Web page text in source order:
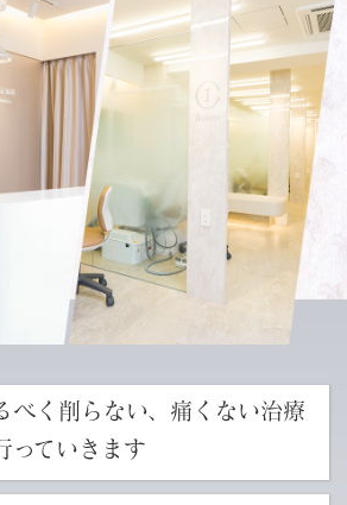
に転院をご希望の方はお
けください。
ルしました。今後とも宜
します。
べく削らない、痛くない治療
っていきます